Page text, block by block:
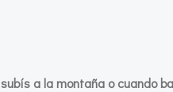
subís a la montaña o cuando